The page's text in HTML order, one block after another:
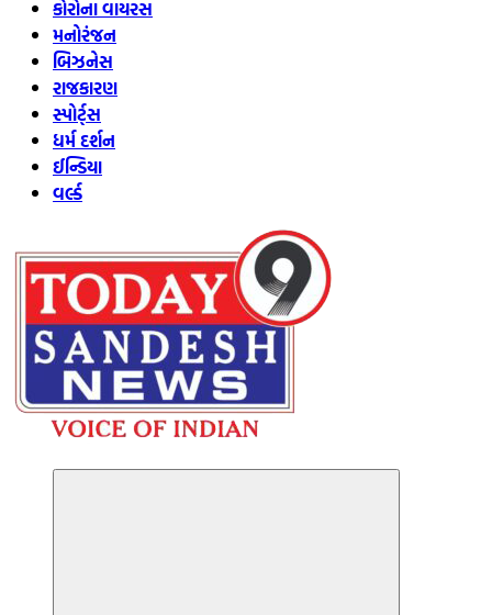
કોરોના વાયરસ
મનોરંજન
બિઝનેસ
રાજકારણ
સ્પોર્ટ્સ
ધર્મ દર્શન
ઈન્ડિયા
વર્લ્ડ